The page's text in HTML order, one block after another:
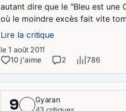
autant dire que le "Bleu est une
où le moindre excès fait vite
Lire la critique
le 1 août 2011
10 j'aime
2 786
9
Gyaran